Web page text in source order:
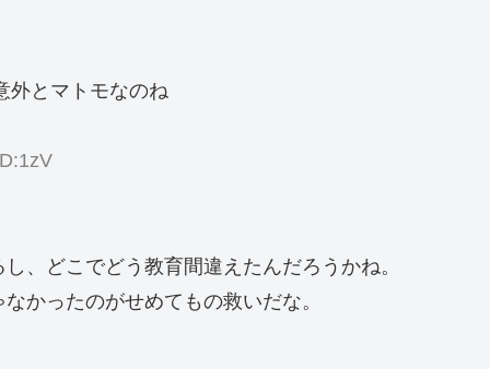
外とマトモなのね
、どこでどう教育間違えたんだろうかね。
かったのがせめてもの救いだな。